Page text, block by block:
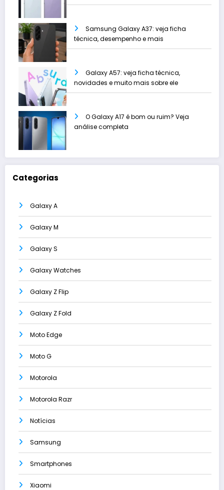
Samsung Galaxy A37: veja ficha
técnica, desempenho e mais
Galaxy A57: veja ficha técnica,
novidades e muito mais sobre ele
O Galaxy A17 é bom ou ruim? Veja
análise completa
Categorias
Galaxy A
Galaxy M
Galaxy S
Galaxy Watches
Galaxy Z Flip
Galaxy Z Fold
Moto Edge
Moto G
Motorola
Motorola Razr
Notícias
Samsung
Smartphones
Xiaomi